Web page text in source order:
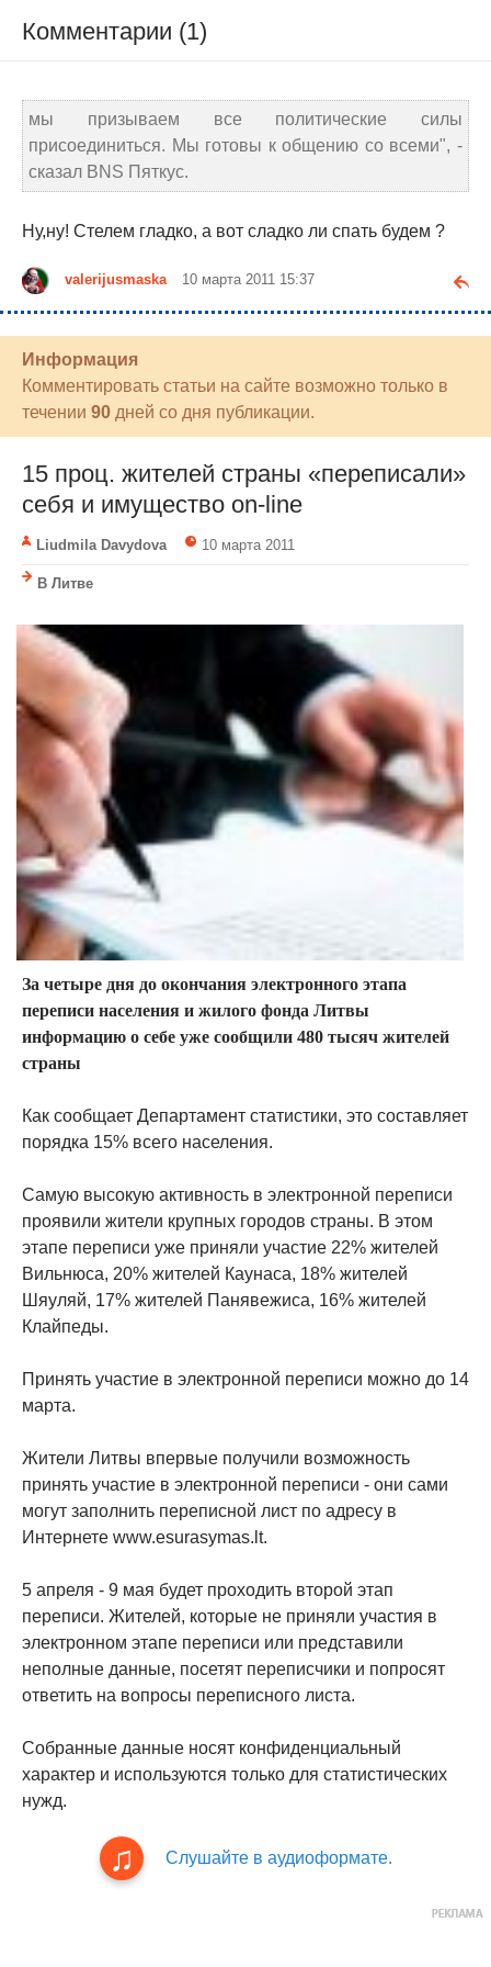
Комментарии (1)
мы призываем все политические силы
присоединиться. Мы готовы к общению со всеми", -
сказал BNS Пяткус.
Ну,ну! Стелем гладко, а вот сладко ли спать будем ?
valerijusmaska 10 марта 2011 15:37
Информация
Комментировать статьи на сайте возможно только в
течении 90 дней со дня публикации.
15 проц. жителей страны «переписали»
себя и имущество on-line
Liudmila Davydova 10 марта 2011
В Литве
За четыре дня до окончания электронного этапа
переписи населения и жилого фонда Литвы
информацию о себе уже сообщили 480 тысяч жителей
страны
Как сообщает Департамент статистики, это составляет
порядка 15% всего населения.
Самую высокую активность в электронной переписи
проявили жители крупных городов страны. В этом
этапе переписи уже приняли участие 22% жителей
Вильнюса, 20% жителей Каунаса, 18% жителей
Шяуляй, 17% жителей Панявежиса, 16% жителей
Клайпеды.
Принять участие в электронной переписи можно до 14
марта.
Жители Литвы впервые получили возможность
принять участие в электронной переписи - они сами
могут заполнить переписной лист по адресу в
Интернете www.esurasymas.lt.
5 апреля - 9 мая будет проходить второй этап
переписи. Жителей, которые не приняли участия в
электронном этапе переписи или представили
неполные данные, посетят переписчики и попросят
ответить на вопросы переписного листа.
Собранные данные носят конфиденциальный
характер и используются только для статистических
нужд.
Слушайте в аудиоформате.